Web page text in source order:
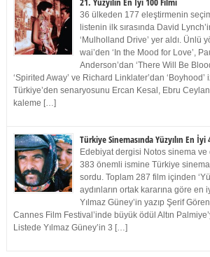
36 ülkeden 177 eleştirmenin
listenin ilk sırasında David
‘Mulholland Drive’ yer aldı. Ünlü
wai’den ‘In the Mood for Love’,
Anderson’dan ‘There Will Be
‘Spirited Away’ ve Richard Linklater’dan ‘Boyhood’
Türkiye’den senaryosunu Ercan Kesal, Ebru
kaleme […]
Türkiye Sinemasında Yüzyılın En İyi
Edebiyat dergisi Notos sinema ve
383 önemli ismine Türkiye
sordu. Toplam 287 film içinden
aydınların ortak kararına göre en
Yılmaz Güney’in yazıp Şerif
Cannes Film Festival’inde büyük ödül Altın
Listede Yılmaz Güney’in 3 […]